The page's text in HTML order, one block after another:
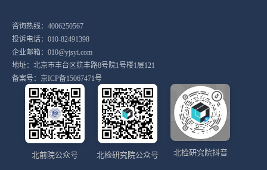
咨询热线：4006250567
投诉电话：010-82491398
企业邮箱：010@yjsyi.com
地址：北京市丰台区航丰路8号院1号楼1层121
备案号： 京ICP备15067471号
北前院公众号 北检研究院公众号 北检研究院抖音